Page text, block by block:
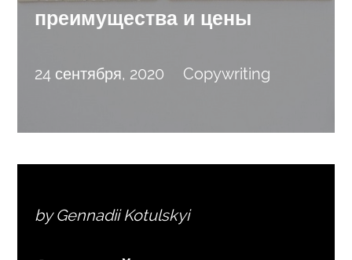
преимущества и цены
24 сентября, 2020 Copywriting
by Gennadii Kotulskyi